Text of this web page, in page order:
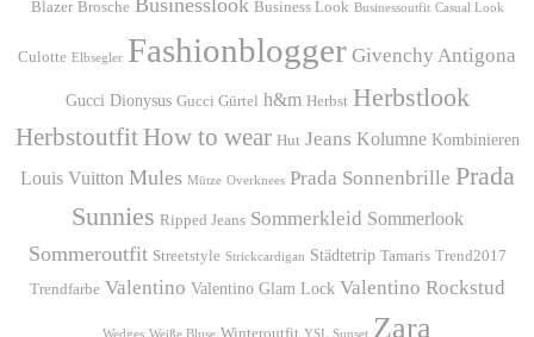
Blazer Brosche Business Look Businessoutfit Casual Look
Culotte Elbsegler Fashionblogger Givenchy Antigona
Gucci Dionysus Gucci Gürtel h&m Herbst Herbstlook
Herbstoutfit How to wear Hut Jeans Kolumne Kombinieren
Louis Vuitton Mules Mütze Overknees Prada Sonnenbrille Prada
Sunnies Ripped Jeans Sommerkleid Sommerlook
Sommeroutfit Streetstyle Strickcardigan Städtetrip Tamaris Trend2017
Trendfarbe Valentino Valentino Glam Lock Valentino Rockstud
Wedges Weiße Bluse Winteroutfit YSL Sunset Zara